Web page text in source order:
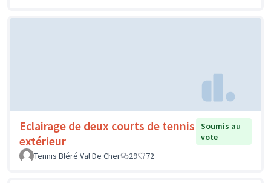
Eclairage de deux courts de tennis
extérieur
Soumis au
vote
Tennis Bléré Val De Cher
29 72